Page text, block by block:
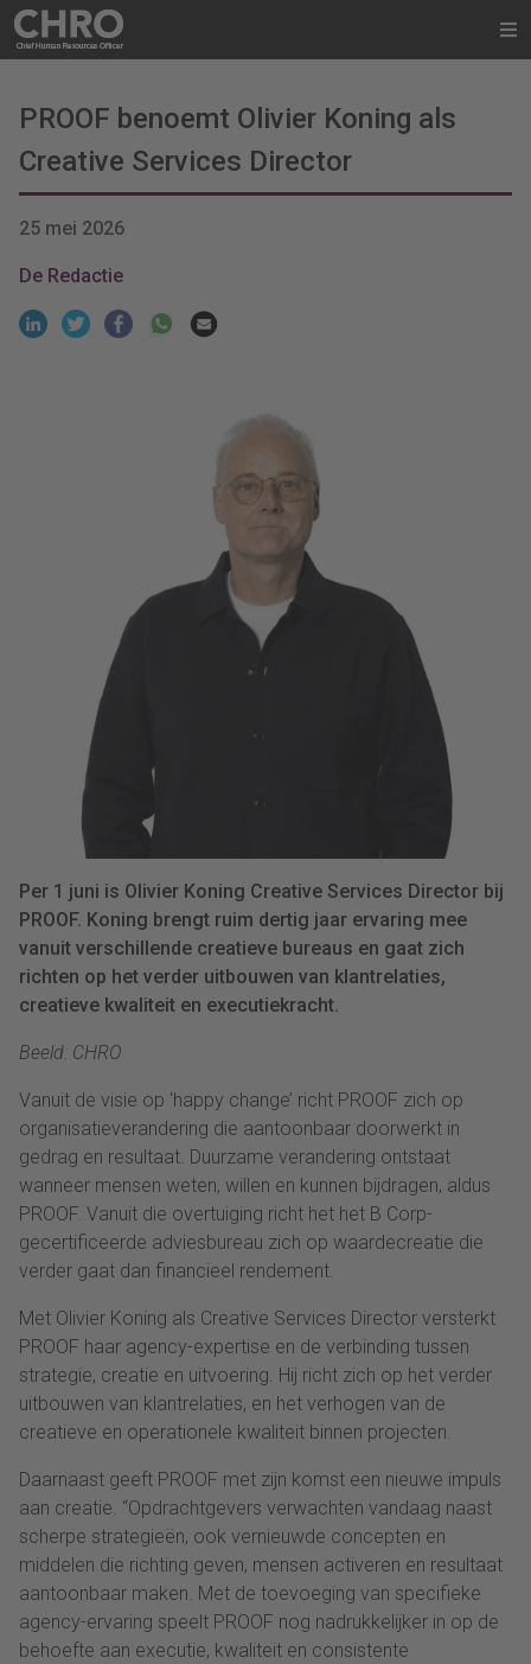
PROOF benoemt Olivier Koning als
Creative Services Director
25 mei 2026
De Redactie
Per 1 juni is Olivier Koning Creative Services Director bij
PROOF. Koning brengt ruim dertig jaar ervaring mee
vanuit verschillende creatieve bureaus en gaat zich
richten op het verder uitbouwen van klantrelaties,
creatieve kwaliteit en executiekracht.
Beeld: CHRO
Vanuit de visie op ‘happy change’ richt PROOF zich op
organisatieverandering die aantoonbaar doorwerkt in
gedrag en resultaat. Duurzame verandering ontstaat
wanneer mensen weten, willen en kunnen bijdragen, aldus
PROOF. Vanuit die overtuiging richt het het B Corp-
gecertificeerde adviesbureau zich op waardecreatie die
verder gaat dan financieel rendement.
Met Olivier Koning als Creative Services Director versterkt
PROOF haar agency-expertise en de verbinding tussen
strategie, creatie en uitvoering. Hij richt zich op het verder
uitbouwen van klantrelaties, en het verhogen van de
creatieve en operationele kwaliteit binnen projecten.
Daarnaast geeft PROOF met zijn komst een nieuwe impuls
aan creatie. “Opdrachtgevers verwachten vandaag naast
scherpe strategieën, ook vernieuwde concepten en
middelen die richting geven, mensen activeren en resultaat
aantoonbaar maken. Met de toevoeging van specifieke
agency-ervaring speelt PROOF nog nadrukkelijker in op de
behoefte aan executie, kwaliteit en consistente